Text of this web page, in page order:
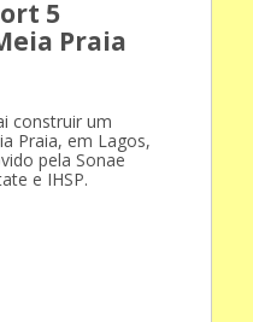
5
Praia
construir um
Praia, em Lagos,
pela Sonae
e IHSP.